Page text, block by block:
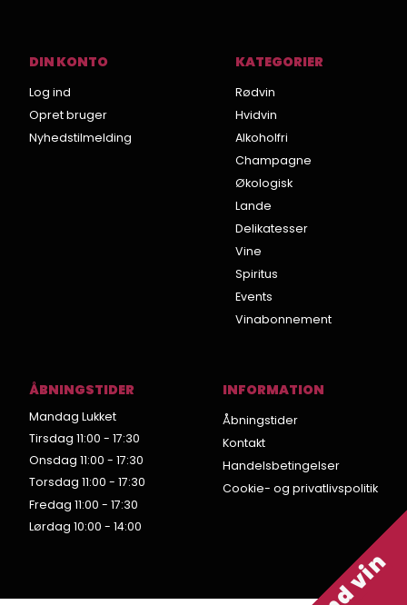
DIN KONTO
Log ind
Opret bruger
Nyhedstilmelding
KATEGORIER
Rødvin
Hvidvin
Alkoholfri
Champagne
Økologisk
Lande
Delikatesser
Vine
Spiritus
Events
Vinabonnement
ÅBNINGSTIDER
Mandag Lukket
Tirsdag 11:00 - 17:30
Onsdag 11:00 - 17:30
Torsdag 11:00 - 17:30
Fredag 11:00 - 17:30
Lørdag 10:00 - 14:00
INFORMATION
Åbningstider
Kontakt
Handelsbetingelser
Cookie- og privatlivspolitik